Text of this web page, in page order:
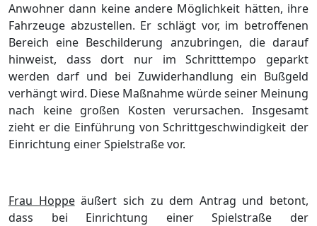
Anwohner dann keine andere Möglichkeit hätten, ihre
Fahrzeuge abzustellen. Er schlägt vor, im betroffenen
Bereich eine Beschilderung anzubringen, die darauf
hinweist, dass dort nur im Schritttempo geparkt
werden darf und bei Zuwiderhandlung ein Bußgeld
verhängt wird. Diese Maßnahme würde seiner Meinung
nach keine großen Kosten verursachen. Insgesamt
zieht er die Einführung von Schrittgeschwindigkeit der
Einrichtung einer Spielstraße vor.
Frau Hoppeäußert sich zu dem Antrag und betont,
dass bei Einrichtung einer Spielstraße der